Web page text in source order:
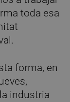
toda esa
forma, en
industria